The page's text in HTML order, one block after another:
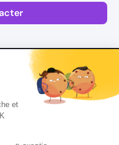
et
d’Utilisation